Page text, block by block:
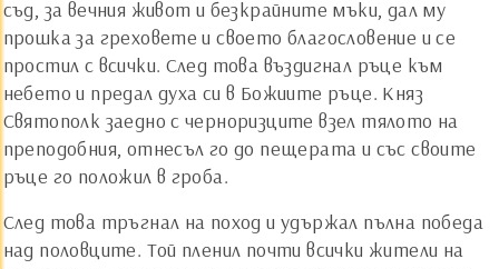
съд, за вечния живот и безкрайните мъки, дал му
прошка за греховете и своето благословение и се
простил с всички. След това въздигнал ръце към
небето и предал духа си в Божиите ръце. Княз
Святополк заедно с черноризците взел тялото на
преподобния, отнесъл го до пещерата и със своите
ръце го положил в гроба.
След това тръгнал на поход и удържал пълна победа
над половците. Той пленил почти всички жители на